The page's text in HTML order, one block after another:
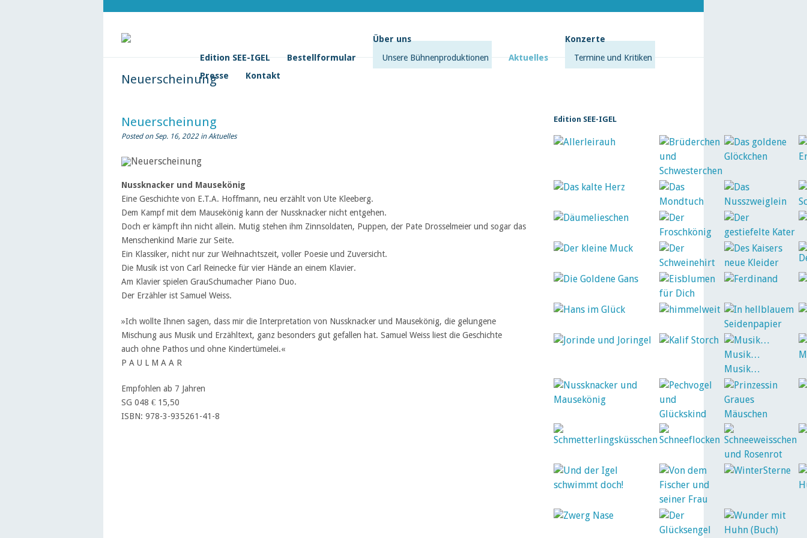
Edition SEE-IGEL Bestellformular
Über uns
Unsere Bühnenproduktionen
Aktuelles
Konzerte
Termine und Kritiken
Presse
Kontakt
Neuerscheinung
Neuerscheinung
Posted on Sep. 16, 2022 inAktuelles
Nussknacker und Mausekönig
Eine Geschichte von E.T.A. Hoffmann, neu erzählt von Ute Kleeberg.
Dem Kampf mit dem Mausekönig kann der Nussknacker nicht entgehen.
Doch er kämpft ihn nicht allein. Mutig stehen ihm Zinnsoldaten, Puppen, der Pate Drosselmeier und sogar das
Menschenkind Marie zur Seite.
Ein Klassiker, nicht nur zur Weihnachtszeit, voller Poesie und Zuversicht.
Die Musik ist von Carl Reinecke für vier Hände an einem Klavier.
Am Klavier spielen GrauSchumacher Piano Duo.
Der Erzähler ist Samuel Weiss.
»Ich wollte Ihnen sagen, dass mir die Interpretation von Nussknacker und Mausekönig, die gelungene
Mischung aus Musik und Erzähltext, ganz besonders gut gefallen hat. Samuel Weiss liest die Geschichte
auch ohne Pathos und ohne Kindertümelei.«
P A U L M A A R
Empfohlen ab 7 Jahren
SG 048 € 15,50
ISBN: 978-3-935261-41-8
Edition SEE-IGEL